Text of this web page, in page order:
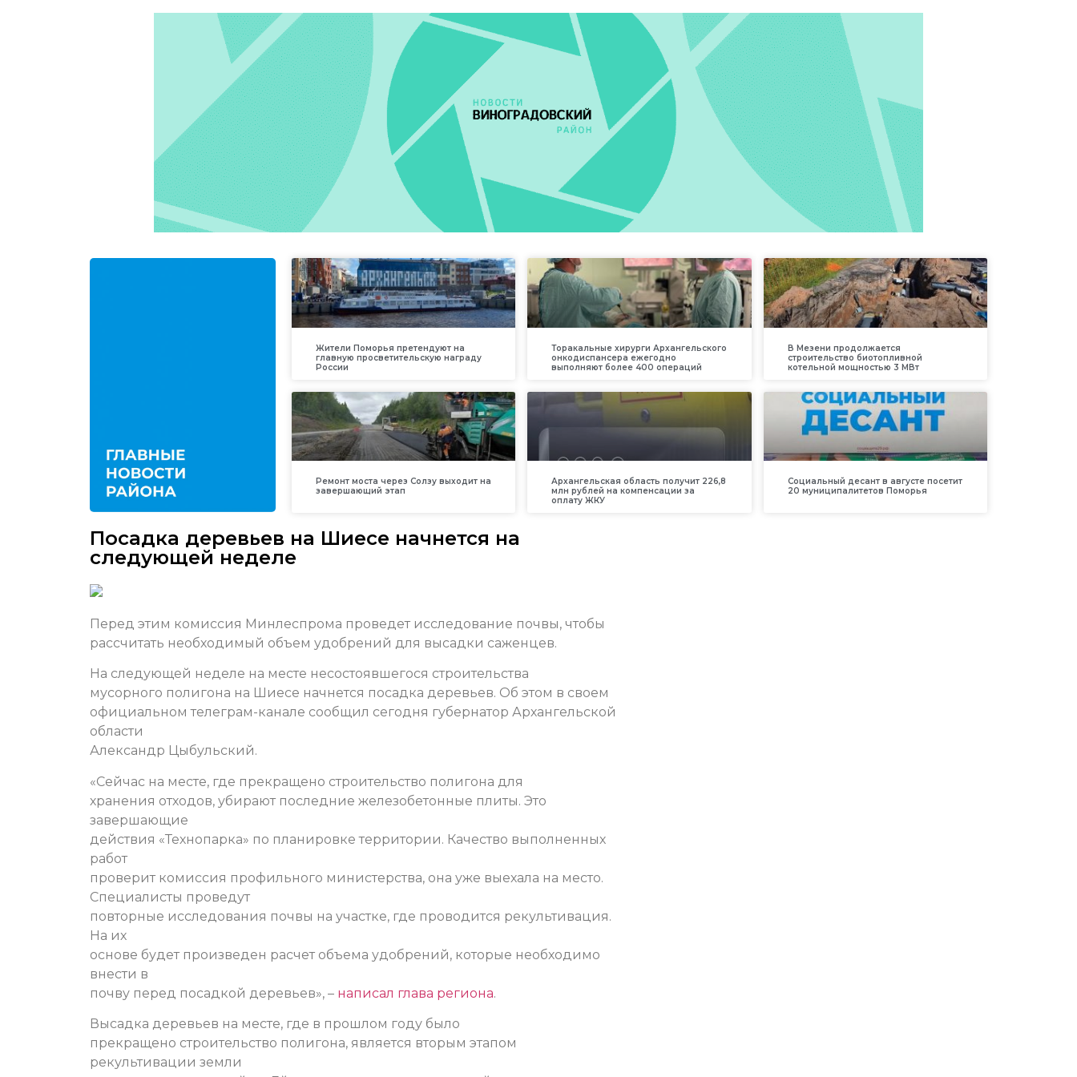
Жители Поморья претендуют на
главную просветительскую награду
России
Торакальные хирурги Архангельского
онкодиспансера ежегодно
выполняют более 400 операций
В Мезени продолжается
строительство биотопливной
котельной мощностью 3 МВт
Ремонт моста через Солзу выходит на
завершающий этап
Архангельская область получит 226,8
млн рублей на компенсации за
оплату ЖКУ
Социальный десант в августе посетит
20 муниципалитетов Поморья
Посадка деревьев на Шиесе начнется на
следующей неделе
Перед этим комиссия Минлеспрома проведет исследование почвы, чтобы
рассчитать необходимый объем удобрений для высадки саженцев.
На следующей неделе на месте несостоявшегося строительства
мусорного полигона на Шиесе начнется посадка деревьев. Об этом в своем
официальном телеграм-канале сообщил сегодня губернатор Архангельской
области
Александр Цыбульский.
«Сейчас на месте, где прекращено строительство полигона для
хранения отходов, убирают последние железобетонные плиты. Это
завершающие
действия «Технопарка» по планировке территории. Качество выполненных
работ
проверит комиссия профильного министерства, она уже выехала на место.
Специалисты проведут
повторные исследования почвы на участке, где проводится рекультивация.
На их
основе будет произведен расчет объема удобрений, которые необходимо
внести в
почву перед посадкой деревьев», – написал глава региона.
Высадка деревьев на месте, где в прошлом году было
прекращено строительство полигона, является вторым этапом
рекультивации земли